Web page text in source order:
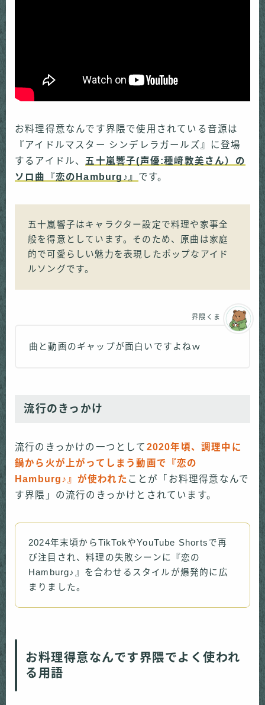
お料理得意なんです界隈で使用されている音源は
『アイドルマスター シンデレラガールズ』に登場
するアイドル、 五十嵐響子(声優:種﨑敦美さん）の
ソロ曲『恋のHamburg♪』 です。
五十嵐響子はキャラクター設定で料理や家事全
般を得意としています。そのため、原曲は家庭
的で可愛らしい魅力を表現したポップなアイド
ルソングです。
曲と動画のギャップが面白いですよねｗ
界隈くま
流行のきっかけ
流行のきっかけの一つとして 2020年頃、調理中に
鍋から火が上がってしまう動画で『恋の
Hamburg♪』が使われた ことが「お料理得意なんで
す界隈」の流行のきっかけとされています。
2024年末頃からTikTokやYouTube Shortsで再
び注目され、料理の失敗シーンに『恋の
Hamburg♪』を合わせるスタイルが爆発的に広
まりました。
お料理得意なんです界隈でよく使われ
る用語